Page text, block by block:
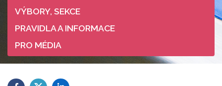
VÝBORY, SEKCE
PRAVIDLA A INFORMACE
PRO MÉDIA